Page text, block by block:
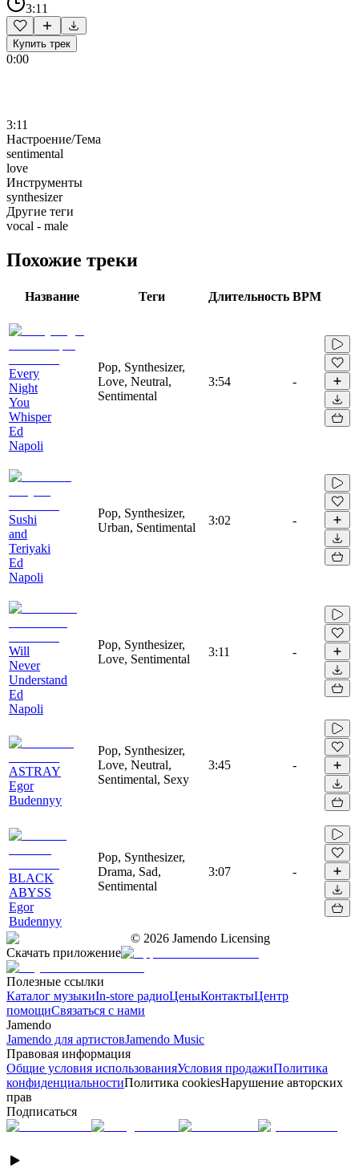
3:11
Купить трек
0:00
3:11
Настроение/Тема
sentimental
love
Инструменты
synthesizer
Другие теги
vocal - male
Похожие треки
Название Теги Длительность BPM
Every
Night
You
Whisper
Ed
Napoli
Pop, Synthesizer,
Love, Neutral,
Sentimental
3:54 -
Sushi
and
Teriyaki
Ed
Napoli
Pop, Synthesizer,
Urban, Sentimental
3:02 -
Will
Never
Understand
Ed
Napoli
Pop, Synthesizer,
Love, Sentimental
3:11 -
ASTRAY
Egor
Budennyy
Pop, Synthesizer,
Love, Neutral,
Sentimental, Sexy
3:45 -
BLACK
ABYSS
Egor
Budennyy
Pop, Synthesizer,
Drama, Sad,
Sentimental
3:07 -
© 2026 Jamendo Licensing
Скачать приложение
Полезные ссылки
Каталог музыкиIn-store радиоЦеныКонтактыЦентр
помощиСвязаться с нами
Jamendo
Jamendo для артистовJamendo Music
Правовая информация
Общие условия использованияУсловия продажиПолитика
конфиденциальностиПолитика cookiesНарушение авторских
прав
Подписаться